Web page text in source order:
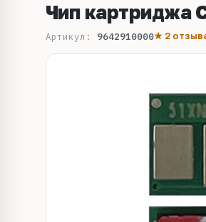
Чип картриджа
Артикул: 9642910000★ 2